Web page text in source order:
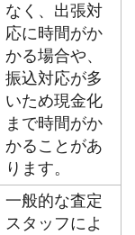
なく、出張対
応に時間がか
かる場合や、
振込対応が多
いため現金化
まで時間がか
かることがあ
ります。
一般的な査定
スタッフによ